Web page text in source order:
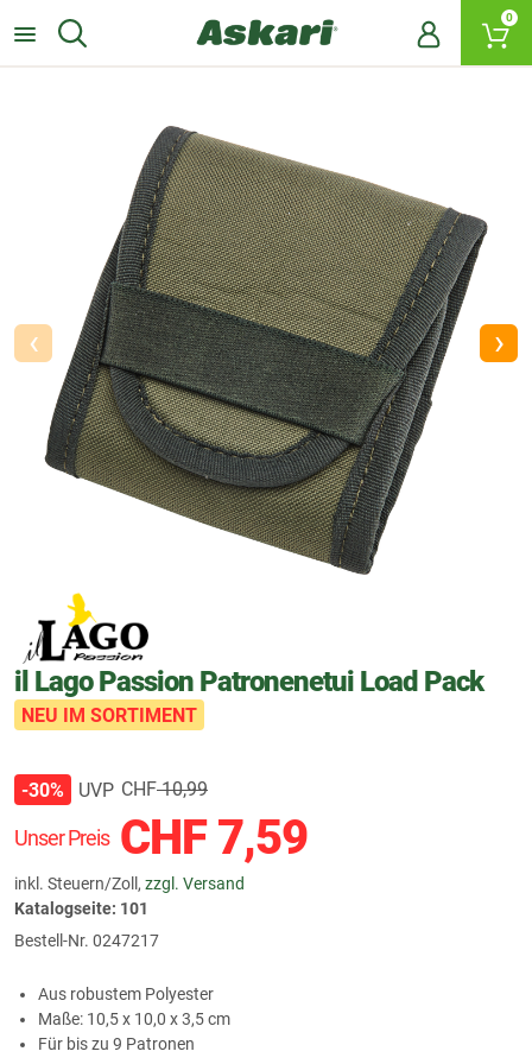
0
‹ ›
il Lago Passion Patronenetui Load Pack
NEU IM SORTIMENT
Unser Preis CHF7,59
inkl. Steuern/Zoll, zzgl. Versand
-30% UVP CHF10,99
Katalogseite: 101
Bestell-Nr. 0247217
Aus robustem Polyester
Maße: 10,5 x 10,0 x 3,5 cm
Für bis zu 9 Patronen